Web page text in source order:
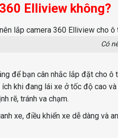
Elliview không?
Có
để bạn cân nhắc lắp đặt cho
khi đang lái xe ở tốc độ cao
rẽ, tránh va chạm.
xe, điều khiển xe dễ dàng và